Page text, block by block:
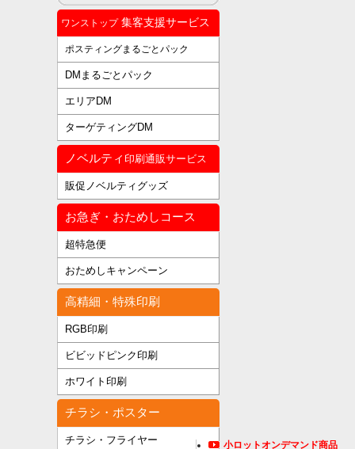
ワンストップ集客支援サービス
ポスティングまるごとパック
DMまるごとパック
エリアDM
ターゲティングDM
ノベルティ 印刷通販サービス
販促ノベルティグッズ
お急ぎ・おためしコース
超特急便
おためしキャンペーン
高精細・特殊印刷
RGB印刷
ビビッドピンク印刷
ホワイト印刷
チラシ・ポスター
チラシ・フライヤー 小ロットオンデマンド商品